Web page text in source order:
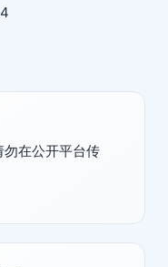
在公开平台传